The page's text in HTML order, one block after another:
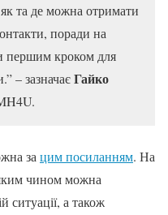
та де можна отримати
поради на
першим кроком для
– зазначаєГайко
за цим посиланням. На
чином можна
ситуації, а також